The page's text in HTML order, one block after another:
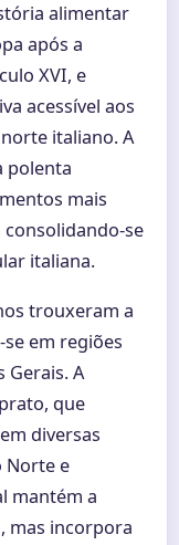
alimentar
após a
XVI, e
acessível aos
italiano. A
polenta
mais
consolidando-se
italiana.
trouxeram a
em regiões
Gerais. A
que
diversas
Norte e
mantém a
mas incorpora